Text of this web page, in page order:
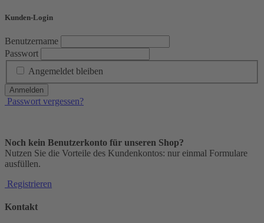
Kunden-Login
Benutzername
Passwort
Angemeldet bleiben
Anmelden
Passwort vergessen?
Noch kein Benutzerkonto für unseren Shop?
Nutzen Sie die Vorteile des Kundenkontos: nur einmal Formulare
ausfüllen.
Registrieren
Kontakt